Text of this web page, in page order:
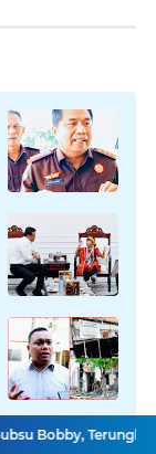
Tiga Misi